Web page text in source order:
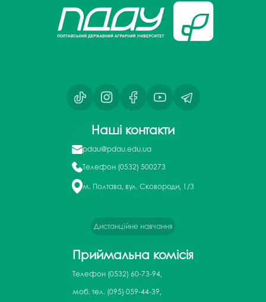
Наші контакти
pdau@pdau.edu.ua
Телефон (0532) 500273
м. Полтава, вул. Сковороди, 1/3
Дистанційне навчання
Приймальна комісія
Телефон (0532) 60-73-94,
моб. тел. (095) 059-44-39,